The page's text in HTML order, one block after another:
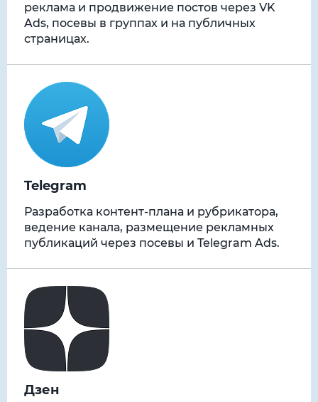
реклама и продвижение постов через VK
Ads, посевы в группах и на публичных
страницах.
Telegram
Разработка контент-плана и рубрикатора,
ведение канала, размещение рекламных
публикаций через посевы и Telegram Ads.
Дзен